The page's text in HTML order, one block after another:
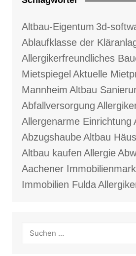
Altbau-Eigentum 3d-
Ablaufklasse der
Allergikerfreundliches
Mietspiegel Aktuelle
Mannheim Altbau
Abfallversorgung
Allergenarme Einrichtung
AbzugshaubeAltbau
Altbau kaufen Allergie
Aachener
Immobilien Fulda